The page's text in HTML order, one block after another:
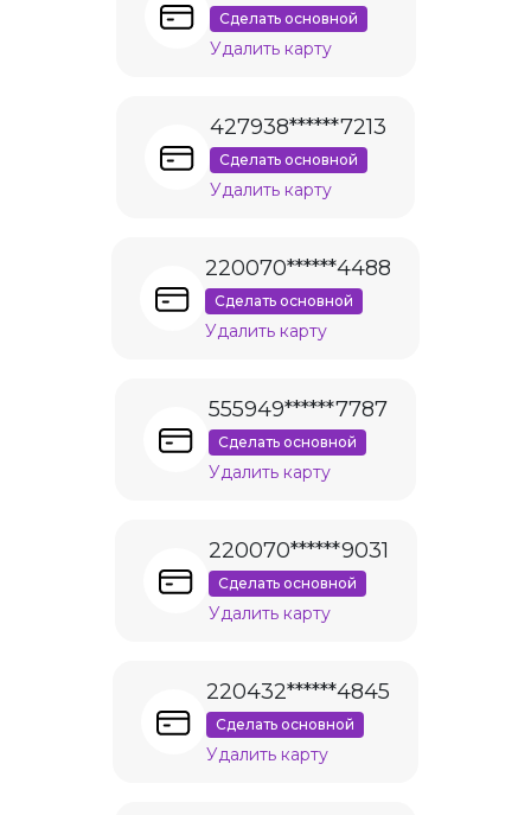
Сделать основной
Удалить карту
427938******7213
Сделать основной
Удалить карту
220070******4488
Сделать основной
Удалить карту
555949******7787
Сделать основной
Удалить карту
220070******9031
Сделать основной
Удалить карту
220432******4845
Сделать основной
Удалить карту